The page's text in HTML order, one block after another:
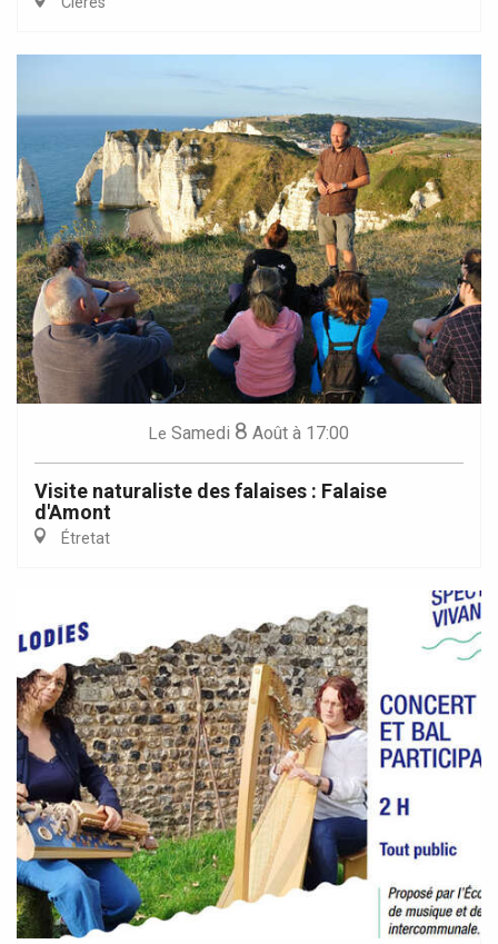
Le Samedi 8 Août à 17:00
Visite naturaliste des falaises : Falaise
d'Amont
Étretat